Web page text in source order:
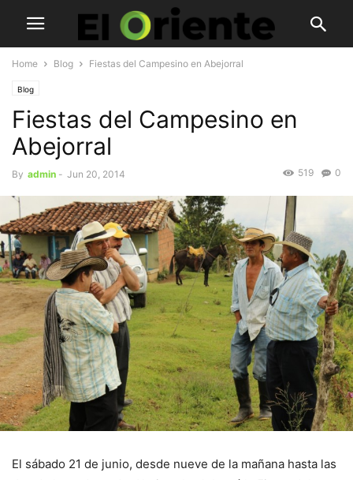
Home Blog Fiestas del Campesino en Abejorral
Blog
Fiestas del Campesino en
Abejorral
By admin - Jun 20, 2014 0
519
El sábado 21 de junio, desde nueve de la mañana hasta las